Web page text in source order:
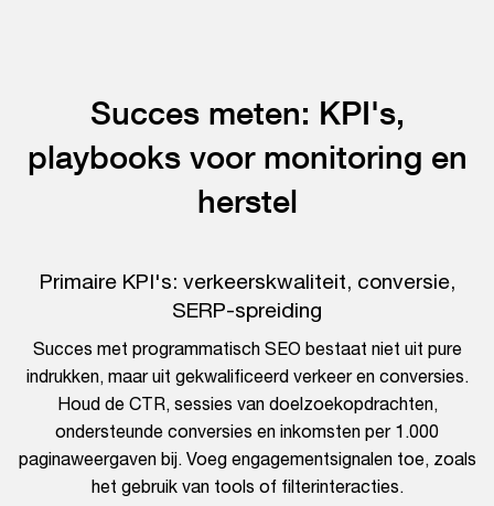
Succes meten: KPI's,
playbooks voor monitoring en
herstel
Primaire KPI's: verkeerskwaliteit, conversie,
SERP-spreiding
Succes met programmatisch SEO bestaat niet uit pure
indrukken, maar uit gekwalificeerd verkeer en conversies.
Houd de CTR, sessies van doelzoekopdrachten,
ondersteunde conversies en inkomsten per 1.000
paginaweergaven bij. Voeg engagementsignalen toe, zoals
het gebruik van tools of filterinteracties.